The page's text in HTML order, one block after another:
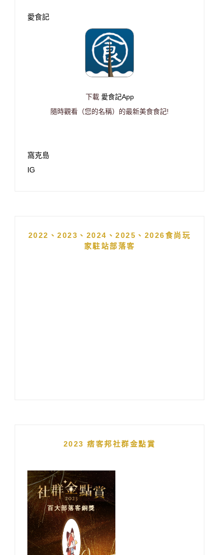
愛食記
下載 愛食記App
隨時觀看（您的名稱）的最新美食食記!
窩克島
IG
2022、2023、2024、2025、2026食尚玩
家駐站部落客
2023 痞客邦社群金點賞